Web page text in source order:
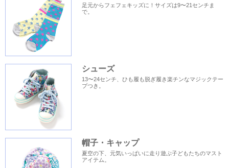
足元からフェフェキッズに！サイズは9〜21センチま
で。
シューズ
13〜24センチ、ひも履も脱ぎ履き楽チンなマジックテー
プつき。
帽子・キャップ
夏空の下、元気いっぱいに走り遊ぶ子どもたちのマスト
アイテム。